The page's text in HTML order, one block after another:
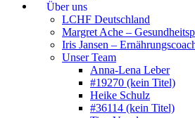
Über uns
LCHF Deutschland
Margret Ache –
Iris Jansen –
Unser Team
Anna-Lena Leber
#19270 (kein Titel)
Heike Schulz
#36114 (kein Titel)